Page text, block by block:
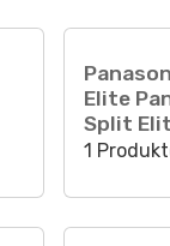
Elite
Split
1